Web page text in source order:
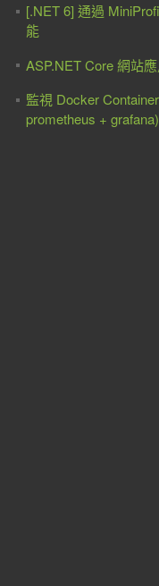
[.NET 6] 通過
能
ASP.NET Core 網站
監視 Docker
prometheus + grafana)